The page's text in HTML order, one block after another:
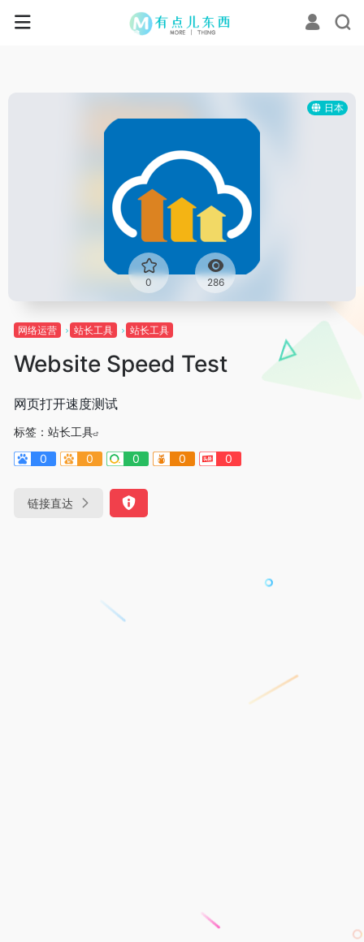
日本
0 286
网络运营 站长工具 站长工具
Website Speed Test
网页打开速度测试
标签： 站长工具
0
0 0 0 0
链接直达